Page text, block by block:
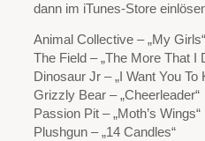
dann im iTunes-Store
Animal Collective – „My Girls“
The Field – „The More That I
Dinosaur Jr – „I Want You To
Grizzly Bear – „Cheerleader“
Passion Pit – „Moth’s Wings“
Plushgun – „14 Candles“